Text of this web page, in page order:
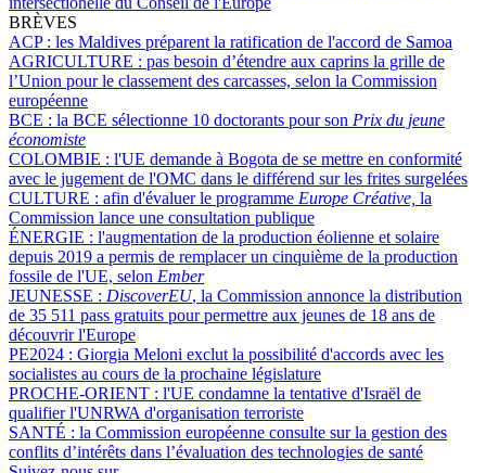
BRÈVES
ACP : les Maldives préparent la ratification de l'accord de Samoa
AGRICULTURE : pas besoin d’étendre aux caprins la grille de
l’Union pour le classement des carcasses, selon la Commission
européenne
BCE : la BCE sélectionne 10 doctorants pour son Prix du jeune
économiste
COLOMBIE : l'UE demande à Bogota de se mettre en conformité
avec le jugement de l'OMC dans le différend sur les frites surgelées
CULTURE : afin d'évaluer le programme Europe Créative, la
Commission lance une consultation publique
ÉNERGIE : l'augmentation de la production éolienne et solaire
depuis 2019 a permis de remplacer un cinquième de la production
fossile de l'UE, selon Ember
JEUNESSE : DiscoverEU, la Commission annonce la distribution
de 35 511 pass gratuits pour permettre aux jeunes de 18 ans de
découvrir l'Europe
PE2024 : Giorgia Meloni exclut la possibilité d'accords avec les
socialistes au cours de la prochaine législature
PROCHE-ORIENT : l'UE condamne la tentative d'Israël de
qualifier l'UNRWA d'organisation terroriste
SANTÉ : la Commission européenne consulte sur la gestion des
conflits d’intérêts dans l’évaluation des technologies de santé